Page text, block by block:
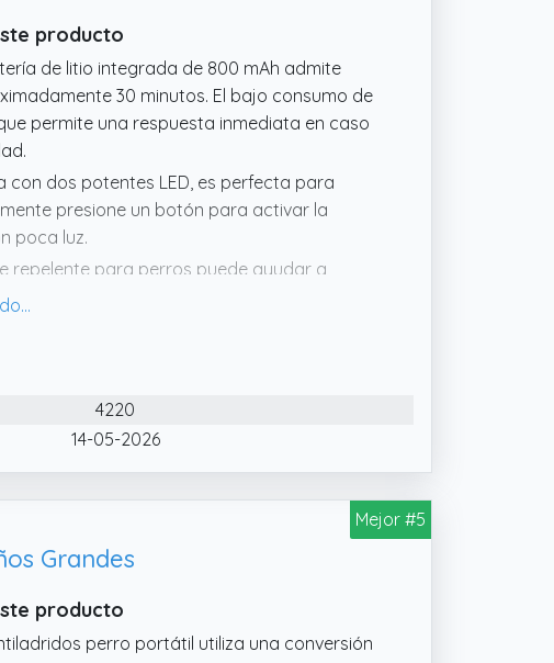
producto
de litio integrada de 800 mAh admite
30 minutos. El bajo consumo de
permite una respuesta inmediata en caso
dos potentes LED, es perfecta para
presione un botón para activar la
poca luz.
repelente para perros puede ayudar a
comportamientos indeseables como
lugares, tanto interiores como
la atención del perro y detiene sus ladridos.
Este dispositivo utiliza ondas
para el oído humano pero altamente
4220
14-05-2026
Mejor #5
Grandes
producto
perro portátil utiliza una conversión